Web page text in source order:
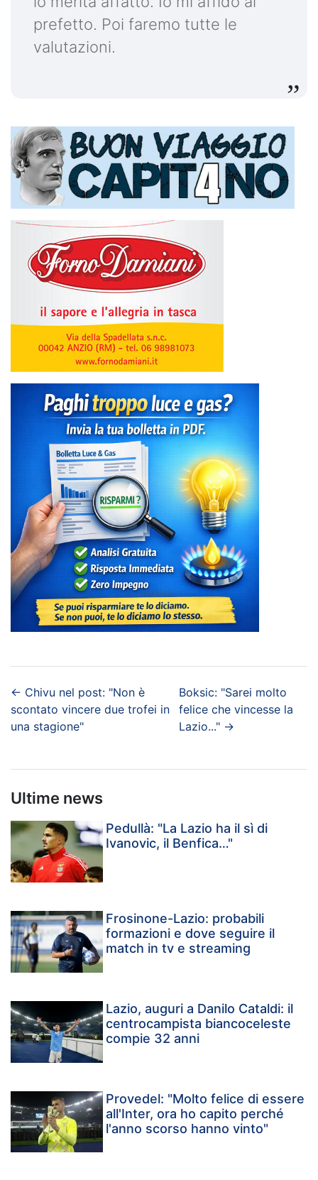
prefetto. Poi faremo tutte le
valutazioni.
← Chivu nel post: "Non è
scontato vincere due trofei in
una stagione"
Boksic: "Sarei molto
felice che vincesse la
Lazio..." →
Ultime news
Pedullà: "La Lazio ha il sì di
Ivanovic, il Benfica…"
Frosinone-Lazio: probabili
formazioni e dove seguire il
match in tv e streaming
Lazio, auguri a Danilo Cataldi: il
centrocampista biancoceleste
compie 32 anni
Provedel: "Molto felice di essere
all'Inter, ora ho capito perché
l'anno scorso hanno vinto"